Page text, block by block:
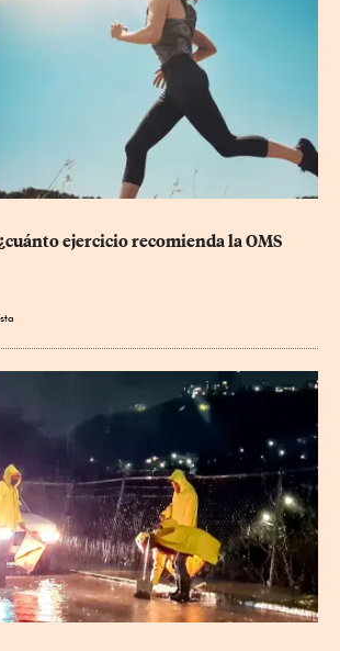
ejercicio recomienda la OMS